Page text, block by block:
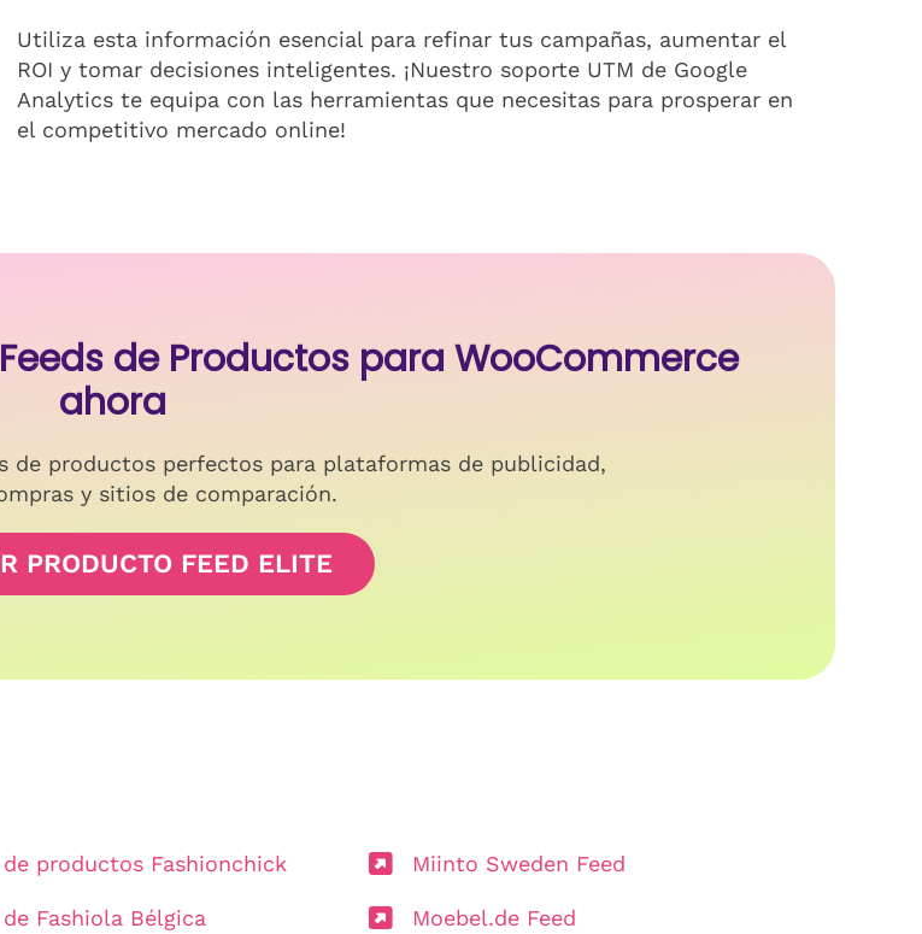
Utiliza esta información esencial para refinar tus campañas, aumentar el
ROI y tomar decisiones inteligentes. ¡Nuestro soporte UTM de Google
Analytics te equipa con las herramientas que necesitas para prosperar en
el competitivo mercado online!
de Productos para WooCommerce
ahora
de productos perfectos para plataformas de publicidad,
y sitios de comparación.
PRODUCTO FEED ELITE
de productos Fashionchick
de Fashiola Bélgica
Miinto Sweden Feed
Moebel.de Feed